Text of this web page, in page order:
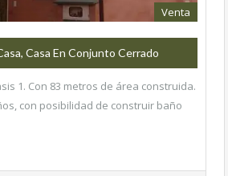
Venta
Casa En Conjunto Cerrado
1. Con 83 metros de área construida.
con posibilidad de construir baño